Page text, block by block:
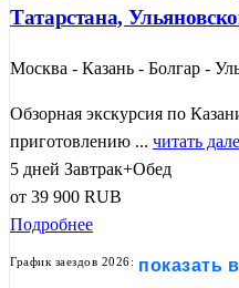
Татарстана,
Москва - Казань - Болгар -
Обзорная экскурсия по
приготовлению ... читать
5 дней Завтрак+Обед
от 39 900 RUB
Подробнее
График заездов 2026: показать